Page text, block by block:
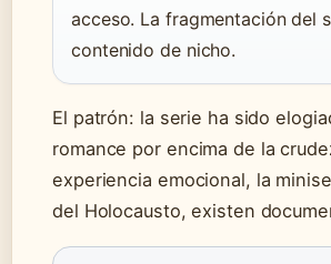
acceso. La fragmentación del
contenido de nicho.
El patrón: la serie ha sido
romance por encima de la
experiencia emocional, la
del Holocausto, existen